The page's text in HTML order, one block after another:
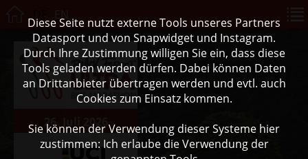
26. Juli 2026
Diese Seite nutzt externe Tools unseres Partners
Datasport und von Snapwidget und Instagram.
Durch Ihre Zustimmung willigen Sie ein, dass diese
Tools geladen werden dürfen. Dabei können Daten
an Drittanbieter übertragen werden und evtl. auch
Cookies zum Einsatz kommen.
Sie können der Verwendung dieser Systeme hier
zustimmen: Ich erlaube die Verwendung der